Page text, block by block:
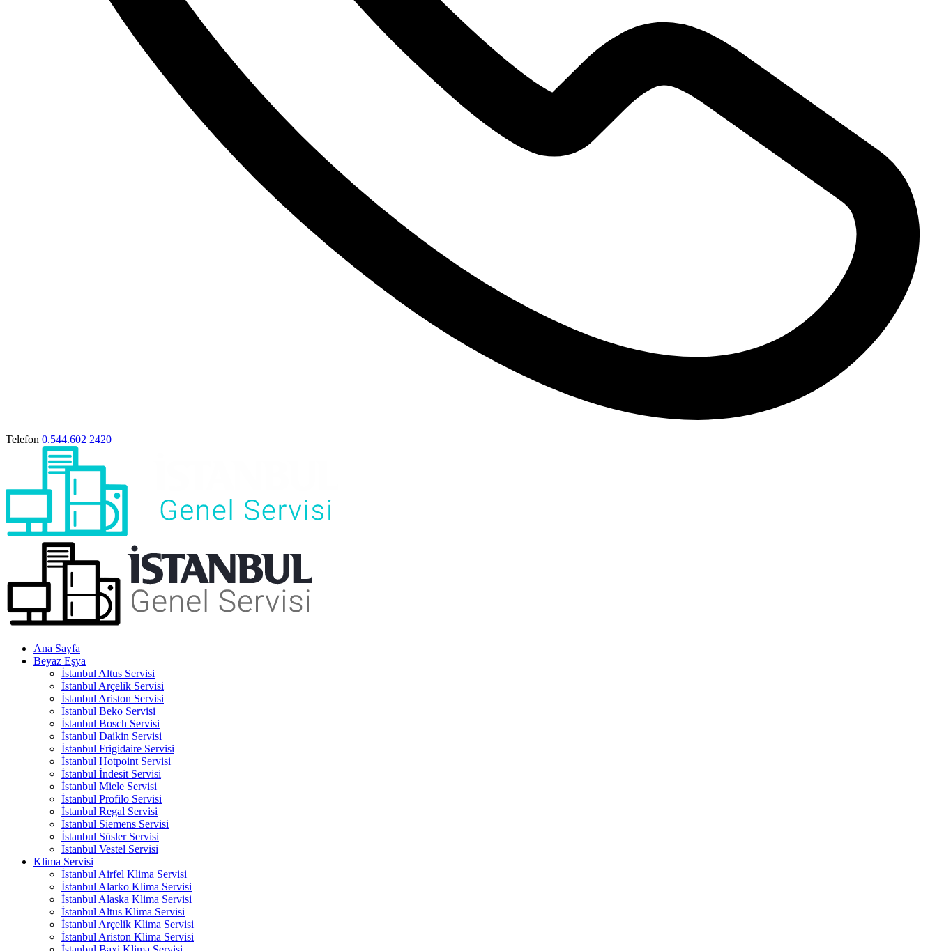
Telefon 0.544.602 2420
Ana Sayfa
Beyaz Eşya
İstanbul Altus Servisi
İstanbul Arçelik Servisi
İstanbul Ariston Servisi
İstanbul Beko Servisi
İstanbul Bosch Servisi
İstanbul Daikin Servisi
İstanbul Frigidaire Servisi
İstanbul Hotpoint Servisi
İstanbul İndesit Servisi
İstanbul Miele Servisi
İstanbul Profilo Servisi
İstanbul Regal Servisi
İstanbul Siemens Servisi
İstanbul Süsler Servisi
İstanbul Vestel Servisi
Klima Servisi
İstanbul Airfel Klima Servisi
İstanbul Alarko Klima Servisi
İstanbul Alaska Klima Servisi
İstanbul Altus Klima Servisi
İstanbul Arçelik Klima Servisi
İstanbul Ariston Klima Servisi